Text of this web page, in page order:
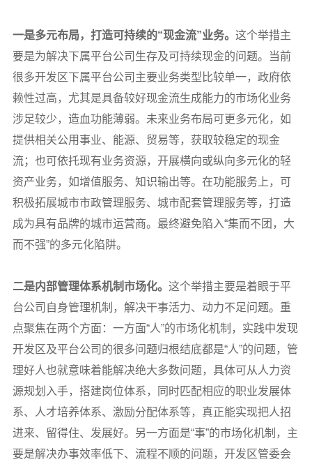
一是多元布局，打造可持续的“现金流”业务。 这个举措主
要是为解决下属平台公司生存及可持续现金的问题。当前
很多开发区下属平台公司主要业务类型比较单一，政府依
赖性过高，尤其是具备较好现金流生成能力的市场化业务
涉足较少，造血功能薄弱。未来业务布局可更多元化，如
提供相关公用事业、能源、贸易等，获取较稳定的现金
流；也可依托现有业务资源，开展横向或纵向多元化的轻
资产业务，如增值服务、知识输出等。在功能服务上，可
积极拓展城市市政管理服务、城市配套管理服务等，打造
成为具有品牌的城市运营商。最终避免陷入“集而不团，大
而不强”的多元化陷阱。
二是内部管理体系机制市场化。 这个举措主要是着眼于平
台公司自身管理机制，解决干事活力、动力不足问题。重
点聚焦在两个方面：一方面“人”的市场化机制，实践中发现
开发区及平台公司的很多问题归根结底都是“人”的问题，管
理好人也就意味着能解决绝大多数问题，具体可从人力资
源规划入手，搭建岗位体系，同时匹配相应的职业发展体
系、人才培养体系、激励分配体系等，真正能实现把人招
进来、留得住、发展好。另一方面是“事”的市场化机制，主
要是解决办事效率低下、流程不顺的问题，开发区管委会